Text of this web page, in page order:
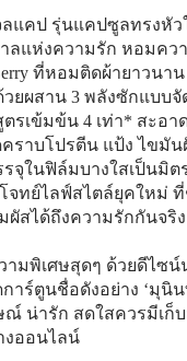
นแคปซูลทรงหัวใจ
าลแห่งความรัก หอมคว
ที่หอมติดผ้ายาวน
ยผสาน 3 พลังซักแบบจั
รเข้มข้น 4 เท่า* สะอา
ราบโปรตีน แป้ง ไขมัน
รจุในฟิล์มบางใสเป็นมิ
จทย์ไลฟ์สไตล์ยุคใหม่ ที่
สได้ถึงความรักกันจริ
สุดๆ ด้วยดีไซน์น่า
าร์ตูนชื่อดังอย่าง ‘มุนิ
ณ์ น่ารัก สดใสควรมีเก็
งออนไลน์